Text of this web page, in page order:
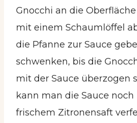
Gnocchi an die
mit einem Schaumlöffel
die Pfanne zur Sauce
schwenken, bis die
mit der Sauce überzogen
kann man die Sauce
frischem Zitronensaft